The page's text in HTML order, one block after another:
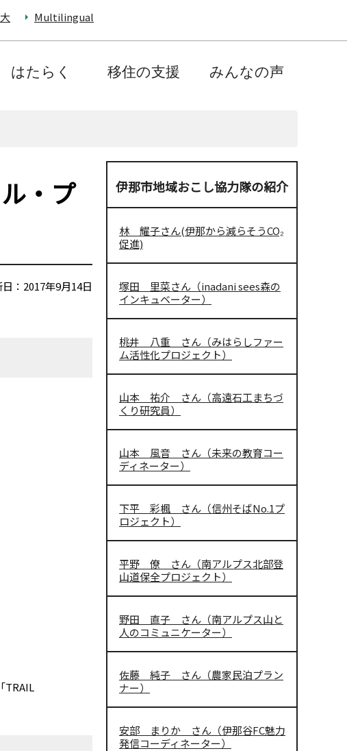
Multilingual
はたらく 移住の支援 みんなの声
・プ
：2017年9月14日
TRAIL
伊那市地域おこし協力隊の紹介
林 耀子さん(伊那から減らそうCO₂
促進)
塚田 里菜さん（inadani sees森の
インキュベーター）
桃井 八重 さん（みはらしファー
ム活性化プロジェクト）
山本 祐介 さん（高遠石工まちづ
くり研究員）
山本 風音 さん（未来の教育コー
ディネーター）
下平 彩楓 さん（信州そばNo.1プ
ロジェクト）
平野 僚 さん（南アルプス北部登
山道保全プロジェクト）
野田 直子 さん（南アルプス山と
人のコミュニケーター）
佐藤 純子 さん（農家民泊プラン
ナー）
安部 まりか さん（伊那谷FC魅力
発信コーディネーター）